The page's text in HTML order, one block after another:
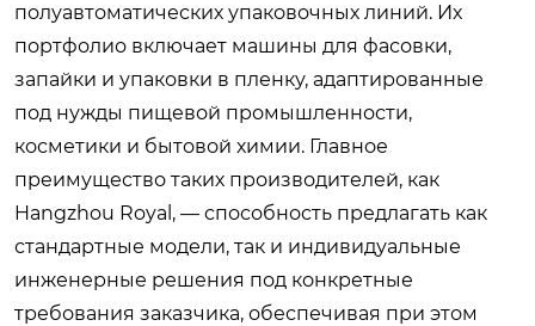
полуавтоматических упаковочных линий. Их
портфолио включает машины для фасовки,
запайки и упаковки в пленку, адаптированные
под нужды пищевой промышленности,
косметики и бытовой химии. Главное
преимущество таких производителей, как
Hangzhou Royal, — способность предлагать как
стандартные модели, так и индивидуальные
инженерные решения под конкретные
требования заказчика, обеспечивая при этом